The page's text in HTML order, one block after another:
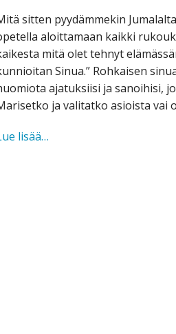
sitten pyydämmekin
aloittamaan kaikki
mitä olet tehnyt
Sinua.” Rohkaisen
ajatuksiisi ja sanoihisi,
ja valitatko asioista vai
lisää…